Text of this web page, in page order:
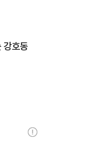
강호동